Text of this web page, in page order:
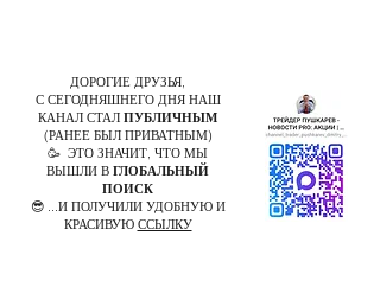
ДОРОГИЕ ДРУЗЬЯ,
С СЕГОДНЯШНЕГО ДНЯ НАШ
КАНАЛ СТАЛ ПУБЛИЧНЫМ
(РАНЕЕ БЫЛ ПРИВАТНЫМ)
🥳 ЭТО ЗНАЧИТ, ЧТО МЫ
ВЫШЛИ В ГЛОБАЛЬНЫЙ
ПОИСК
😎 ...И ПОЛУЧИЛИ УДОБНУЮ И
КРАСИВУЮ ССЫЛКУ